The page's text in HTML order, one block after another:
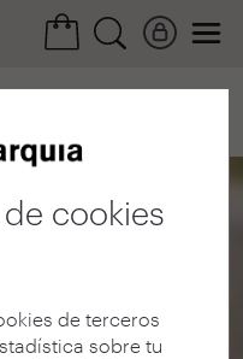
cookies
de terceros
sobre tu